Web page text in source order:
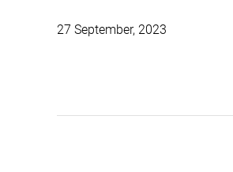
27 September, 2023